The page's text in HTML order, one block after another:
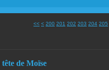
<< < 200 201 202 203 204 205
de Moïse